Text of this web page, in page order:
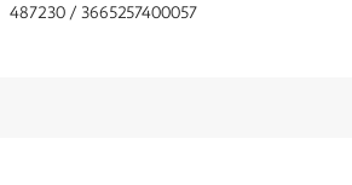
487230 / 3665257400057